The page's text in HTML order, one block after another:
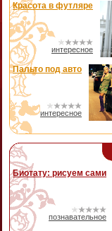
Красота в футляре
интересное
Пальто под авто
интересное
Биотату: рисуем сами
познавательное